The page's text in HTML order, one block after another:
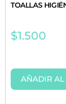
TOALLAS
$1.500
AÑADIR AL